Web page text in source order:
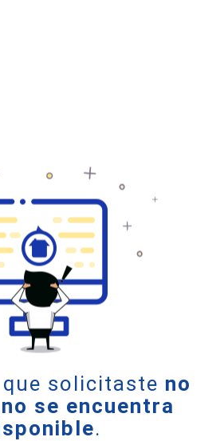
que solicitaste no
no se encuentra
.